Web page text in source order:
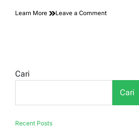
Learn More Leave a Commenton
hingga
Teknologi
Cari
Cari
Recent Posts